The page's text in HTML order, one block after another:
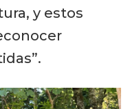
y estos